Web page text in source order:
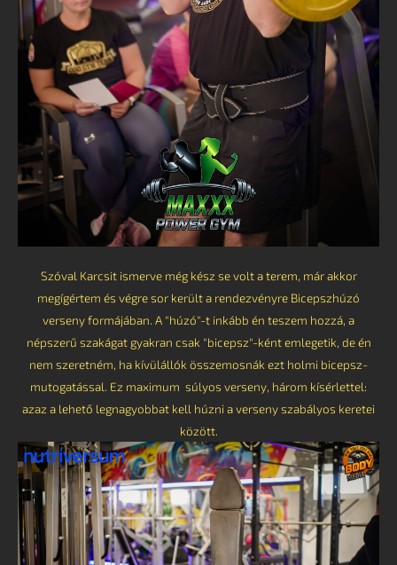
Szóval Karcsit ismerve még kész se volt a terem, már akkor
megígértem és végre sor került a rendezvényre Bicepszhúzó
verseny formájában. A "húzó"-t inkább én teszem hozzá, a
népszerű szakágat gyakran csak "bicepsz"-ként emlegetik, de én
nem szeretném, ha kívülállók összemosnák ezt holmi bicepsz-
mutogatással. Ez maximum súlyos verseny, három kísérlettel:
azaz a lehető legnagyobbat kell húzni a verseny szabályos keretei
között.